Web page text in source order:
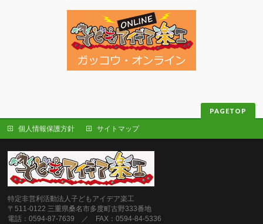
PAGETOP
個人情報保護方針 サイトマップ
特定非営利活動法人子どもアイデア楽工
〒511-0122 三重県桑名市多度町古野333番地
電話：0594-87-7639 ／ FAX：0594-84-5336